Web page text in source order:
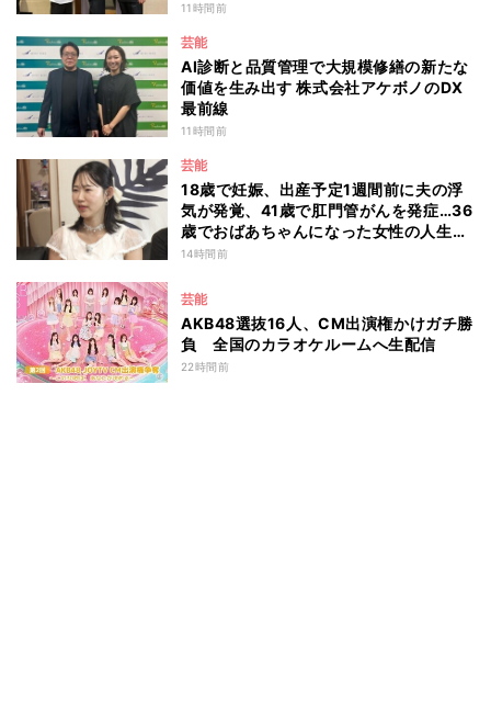
11時間前
芸能
AI診断と品質管理で大規模修繕の新たな
価値を生み出す 株式会社アケボノのDX
最前線
11時間前
芸能
18歳で妊娠、出産予定1週間前に夫の浮
気が発覚、41歳で肛門管がんを発症…36
歳でおばあちゃんになった女性の人生に
島田珠代も思わず涙 『愛のハイエナ
14時間前
芸能
AKB48選抜16人、CM出演権かけガチ勝
負 全国のカラオケルームへ生配信
22時間前